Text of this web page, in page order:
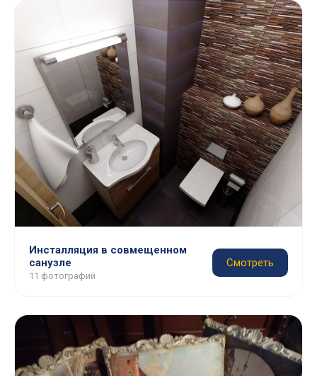
Инсталляция в совмещенном
санузле
11 фотографий
Смотреть